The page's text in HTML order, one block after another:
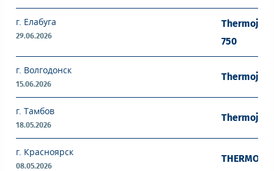
г. Елабуга
29.06.2026
Thermojet
750
г. Волгодонск
15.06.2026
Thermojet
г. Тамбов
18.05.2026
Thermojet
г. Красноярск
08.05.2026